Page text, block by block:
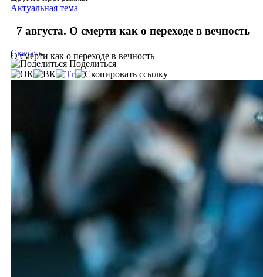
Актуальная тема
7 августа. О смерти как о переходе в вечность
О смерти как о переходе в вечность
Скачать
Поделиться